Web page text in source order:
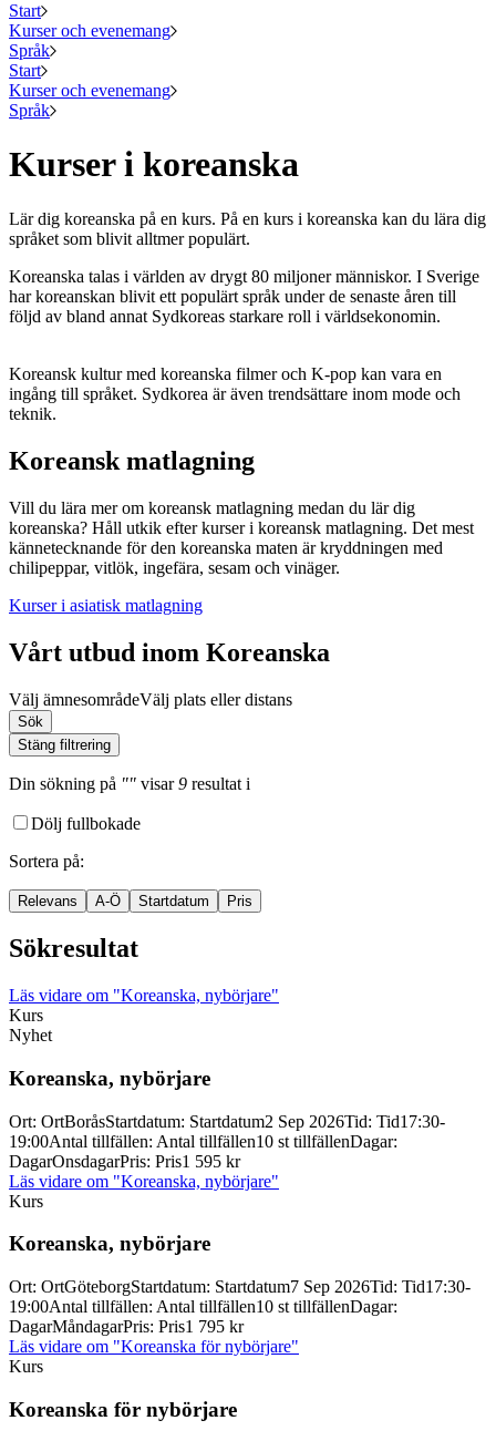
Start
Kurser och evenemang
Språk
Start
Kurser och evenemang
Språk
Kurser i koreanska
Lär dig koreanska på en kurs. På en kurs i koreanska kan du lära dig
språket som blivit alltmer populärt.
Koreanska talas i världen av drygt 80 miljoner människor. I Sverige
har koreanskan blivit ett populärt språk under de senaste åren till
följd av bland annat Sydkoreas starkare roll i världsekonomin.
Koreansk kultur med koreanska filmer och K-pop kan vara en
ingång till språket. Sydkorea är även trendsättare inom mode och
teknik.
Koreansk matlagning
Vill du lära mer om koreansk matlagning medan du lär dig
koreanska? Håll utkik efter kurser i koreansk matlagning. Det mest
kännetecknande för den koreanska maten är kryddningen med
chilipeppar, vitlök, ingefära, sesam och vinäger.
Kurser i asiatisk matlagning
Vårt utbud inom Koreanska
Välj ämnesområdeVälj plats eller distans
Sök
Stäng filtrering
Din sökning på "" visar9 resultat i
Dölj fullbokade
Sortera på:
Relevans A-Ö Startdatum Pris
Sökresultat
Läs vidare om "Koreanska, nybörjare"
Kurs
Nyhet
Koreanska, nybörjare
Ort: OrtBoråsStartdatum: Startdatum2 Sep 2026Tid: Tid17:30-
19:00Antal tillfällen: Antal tillfällen10 st tillfällenDagar:
DagarOnsdagarPris: Pris1 595 kr
Läs vidare om "Koreanska, nybörjare"
Kurs
Koreanska, nybörjare
Ort: OrtGöteborgStartdatum: Startdatum7 Sep 2026Tid: Tid17:30-
19:00Antal tillfällen: Antal tillfällen10 st tillfällenDagar:
DagarMåndagarPris: Pris1 795 kr
Läs vidare om "Koreanska för nybörjare"
Kurs
Koreanska för nybörjare